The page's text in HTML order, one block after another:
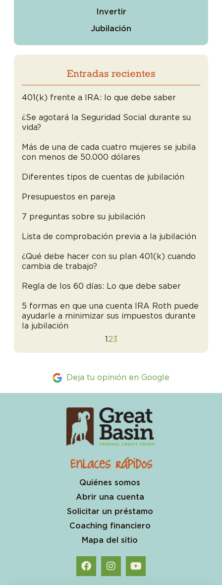
Invertir
Jubilación
Entradas recientes
401(k) frente a IRA: lo que debe saber
¿Se agotará la Seguridad Social durante su
vida?
Más de una de cada cuatro mujeres se jubila
con menos de 50.000 dólares
Diferentes tipos de cuentas de jubilación
Presupuestos en pareja
7 preguntas sobre su jubilación
Lista de comprobación previa a la jubilación
¿Qué debe hacer con su plan 401(k) cuando
cambia de trabajo?
Regla de los 60 días: Lo que debe saber
5 formas en que una cuenta IRA Roth puede
ayudarle a minimizar sus impuestos durante
la jubilación
1 23
Deja tu opinión en Google
Enlaces rápidos
Quiénes somos
Abrir una cuenta
Solicitar un préstamo
Coaching financiero
Mapa del sitio